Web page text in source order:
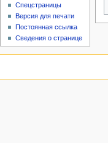
Спецстраницы
Версия для печати
Постоянная ссылка
Сведения о странице